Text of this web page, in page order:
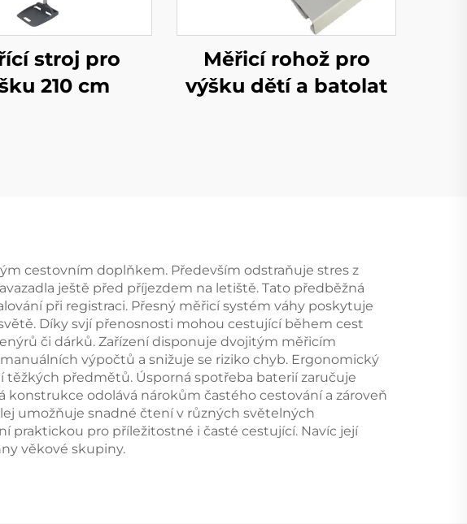
stroj pro
210 cm
Měřicí rohož pro
výšku dětí a batolat
cestovním doplňkem. Především odstraňuje stres z
ještě před příjezdem na letiště. Tato předběžná
při registraci. Přesný měřicí systém váhy poskytuje
Díky svjí přenosnosti mohou cestující během cest
či dárků. Zařízení disponuje dvojitým měřicím
výpočtů a snižuje se riziko chyb. Ergonomický
předmětů. Úsporná spotřeba baterií zaručuje
odolává nárokům častého cestování a zároveň
umožňuje snadné čtení v různých světelných
praktickou pro příležitostné i časté cestující. Navíc její
věkové skupiny.